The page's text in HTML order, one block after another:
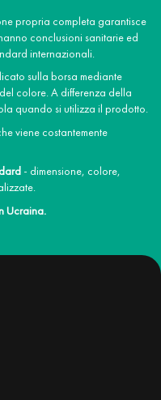
propria completa garantisce
conclusioni sanitarie ed
internazionali.
sulla borsa mediante
colore. A differenza della
quando si utilizza il prodotto.
viene costantemente
- dimensione, colore,
Ucraina.